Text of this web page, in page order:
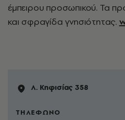
έμπειρου προσωπικού. Τα
και σφραγίδα γνησιότητας.
Λ. Κηφισίας 358
ΤΗΛΕΦΩΝΟ